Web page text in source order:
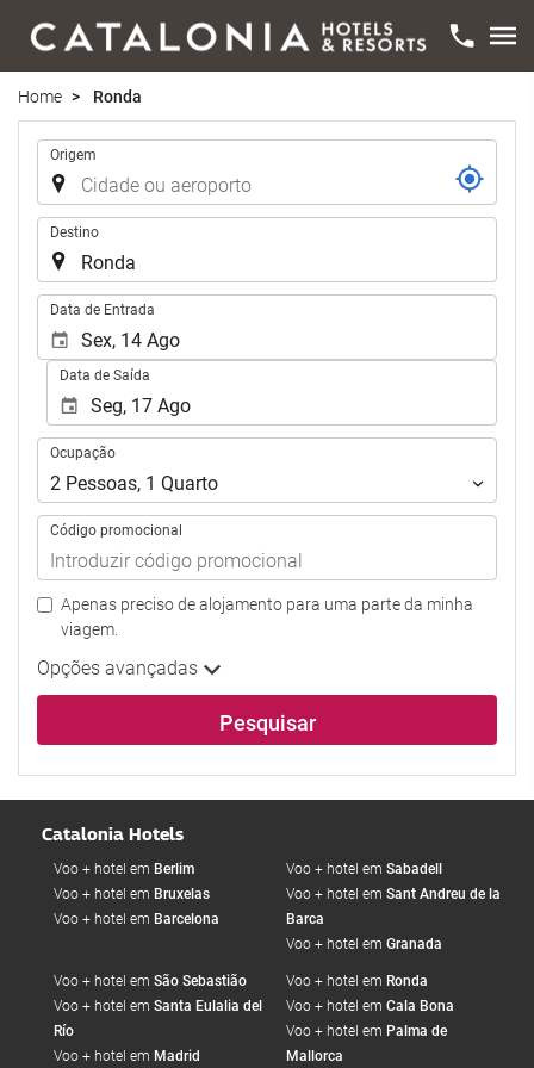
Home Ronda
Trajecto
Origem
Destino
Data de Entrada
Data de Saída
Ocupação
Ocupação
2 Pessoas, 1 Quarto
Código promocional
Apenas preciso de alojamento para uma parte da minha
viagem.
Opções avançadas
Pesquisar
Catalonia Hotels
Voo + hotel em Berlim
Voo + hotel em Bruxelas
Voo + hotel em Barcelona
Voo + hotel em Sabadell
Voo + hotel em Sant Andreu de la
Barca
Voo + hotel em Granada
Voo + hotel em São Sebastião
Voo + hotel em Santa Eulalia del
Río
Voo + hotel em Madrid
Voo + hotel em Ronda
Voo + hotel em Cala Bona
Voo + hotel em Palma de
Mallorca